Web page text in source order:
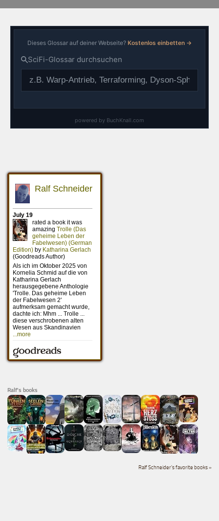
Ralf's books
Ralf Schneider's favorite books »